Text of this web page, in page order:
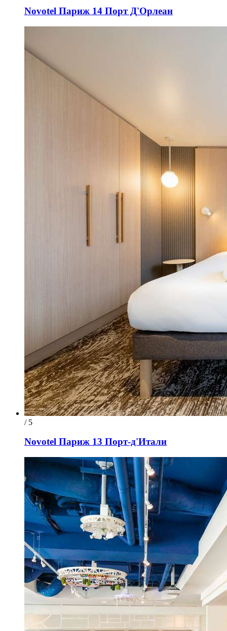
Novotel Париж 14 Порт Д'Орлеан
/ 5
Novotel Париж 13 Порт-д'Итали